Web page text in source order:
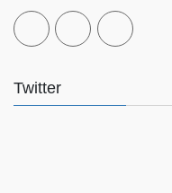
Twitter